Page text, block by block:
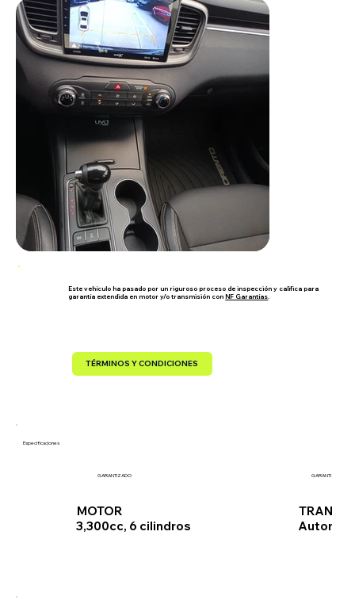
Este vehículo ha pasado por un riguroso proceso de inspección y califica para
garantía extendida en motor y/o transmisión conNF Garantías.
TÉRMINOS Y CONDICIONES
Especificaciones
GARANTIZADO
MOTOR
3,300cc, 6 cilindros
GARANTIZADO